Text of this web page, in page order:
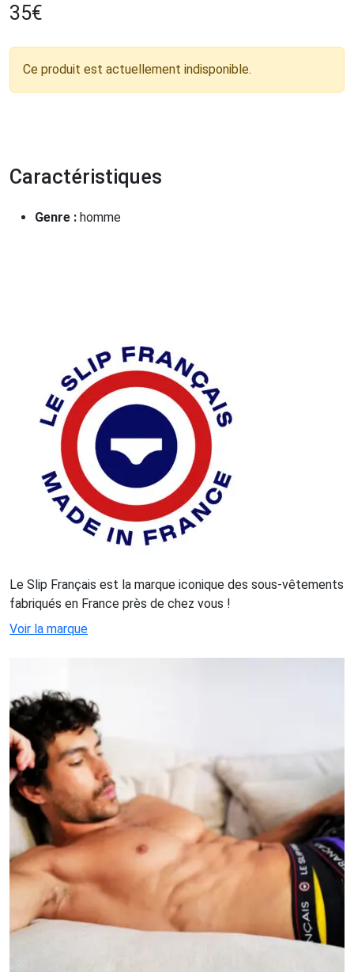
35€
Ce produit est actuellement indisponible.
Caractéristiques
Genre : homme
Le Slip Français est la marque iconique des sous-vêtements
fabriqués en France près de chez vous !
Voir la marque